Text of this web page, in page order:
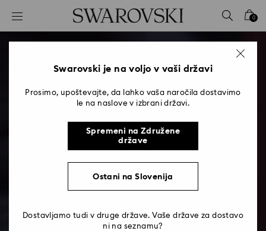
Seznam tipk za dostop
0 - Glava
0
Swarovski je na voljo v vaši državi
Prosimo, upoštevajte, da lahko vaša naročila dostavimo
le na naslove v izbrani državi.
Spremeni na Združene
države
Ostani na Slovenija
Dostavljamo tudi v druge države. Vaše države za dostavo
ni na seznamu?